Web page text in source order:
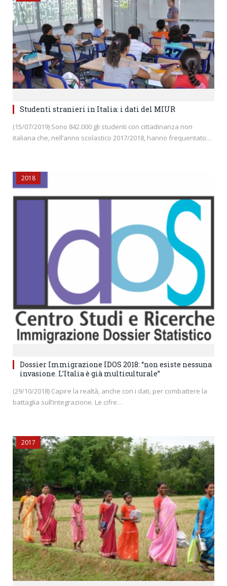
Studenti stranieri in Italia: i dati del MIUR
(15/07/2019) Sono 842.000 gli studenti con cittadinanza non
italiana che, nell’anno scolastico 2017/2018, hanno frequentato…
2018
Dossier Immigrazione IDOS 2018: “non esiste nessuna
invasione. L’Italia è già multiculturale”
(29/10/2018) Capire la realtà, anche con i dati, per combattere la
battaglia sull’integrazione. Le cifre…
2017